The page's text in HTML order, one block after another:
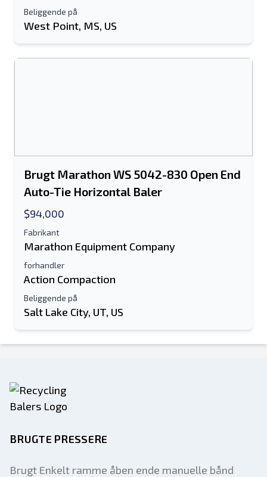
Beliggende på
West Point, MS, US
Brugt Marathon WS 5042-830 Open End
Auto-Tie Horizontal Baler
$94,000
Fabrikant
Marathon Equipment Company
forhandler
Action Compaction
Beliggende på
Salt Lake City, UT, US
BRUGTE PRESSERE
Brugt Enkelt ramme åben ende manuelle bånd